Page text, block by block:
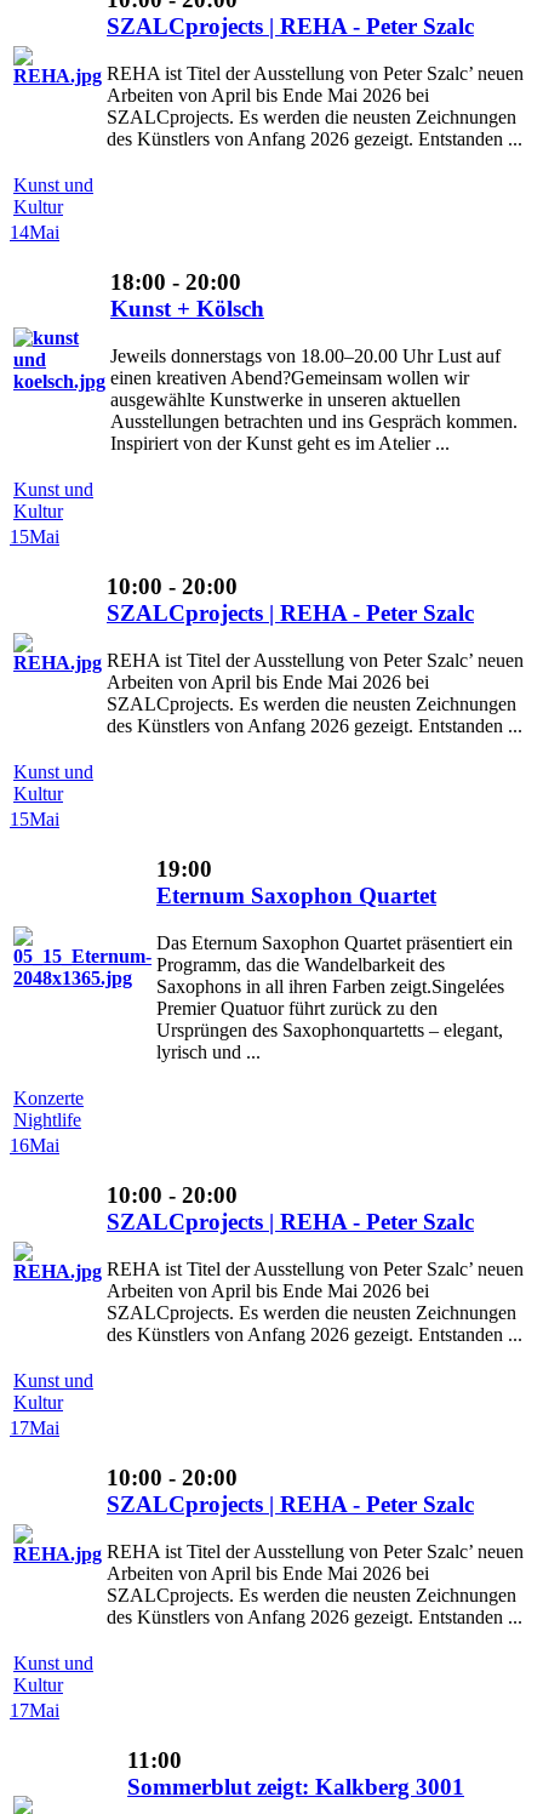
SZALCprojects | REHA - Peter Szalc
REHA ist Titel der Ausstellung von Peter Szalc’ neuen
Arbeiten von April bis Ende Mai 2026 bei
SZALCprojects. Es werden die neusten Zeichnungen
des Künstlers von Anfang 2026 gezeigt. Entstanden ...
Kunst und
Kultur
14Mai
18:00 - 20:00
Kunst + Kölsch
Jeweils donnerstags von 18.00–20.00 Uhr Lust auf
einen kreativen Abend?Gemeinsam wollen wir
ausgewählte Kunstwerke in unseren aktuellen
Ausstellungen betrachten und ins Gespräch kommen.
Inspiriert von der Kunst geht es im Atelier ...
Kunst und
Kultur
15Mai
10:00 - 20:00
SZALCprojects | REHA - Peter Szalc
REHA ist Titel der Ausstellung von Peter Szalc’ neuen
Arbeiten von April bis Ende Mai 2026 bei
SZALCprojects. Es werden die neusten Zeichnungen
des Künstlers von Anfang 2026 gezeigt. Entstanden ...
Kunst und
Kultur
15Mai
19:00
Eternum Saxophon Quartet
Das Eternum Saxophon Quartet präsentiert ein
Programm, das die Wandelbarkeit des
Saxophons in all ihren Farben zeigt.Singelées
Premier Quatuor führt zurück zu den
Ursprüngen des Saxophonquartetts – elegant,
lyrisch und ...
Konzerte
Nightlife
16Mai
10:00 - 20:00
SZALCprojects | REHA - Peter Szalc
REHA ist Titel der Ausstellung von Peter Szalc’ neuen
Arbeiten von April bis Ende Mai 2026 bei
SZALCprojects. Es werden die neusten Zeichnungen
des Künstlers von Anfang 2026 gezeigt. Entstanden ...
Kunst und
Kultur
17Mai
10:00 - 20:00
SZALCprojects | REHA - Peter Szalc
REHA ist Titel der Ausstellung von Peter Szalc’ neuen
Arbeiten von April bis Ende Mai 2026 bei
SZALCprojects. Es werden die neusten Zeichnungen
des Künstlers von Anfang 2026 gezeigt. Entstanden ...
Kunst und
Kultur
17Mai
11:00
Sommerblut zeigt: Kalkberg 3001